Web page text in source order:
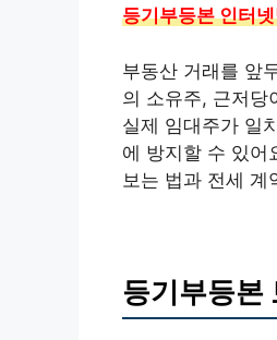
등기부등본 인터
부동산 거래를 앞
의 소유주, 근저당
실제 임대주가 일
에 방지할 수 있어
보는 법과 전세
등기부등본